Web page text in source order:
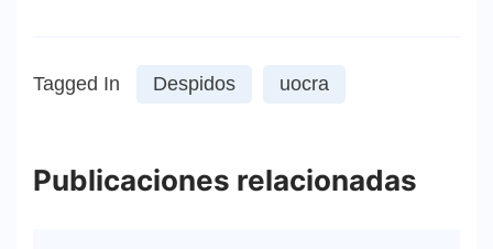
Tagged In Despidos uocra
Publicaciones relacionadas